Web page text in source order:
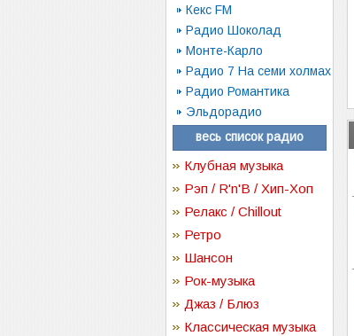
Кекс FM
Радио Шоколад
Монте-Карло
Радио 7 На семи холмах
Радио Романтика
Эльдорадио
весь список радио
Клубная музыка
Рэп / R'n'B / Хип-Хоп
Релакс / Chillout
Ретро
Шансон
Рок-музыка
Джаз / Блюз
Классическая музыка